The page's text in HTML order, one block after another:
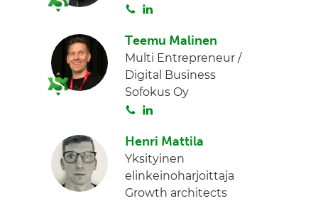
n
S
i
t
a
n
k
e
d
Teemu Malinen
Multi Entrepreneur /
Digital Business
Sofokus Oy
S
i
t
a
n
k
e
d
Henri Mattila
Yksityinen
elinkeinoharjoittaja
Growth architects